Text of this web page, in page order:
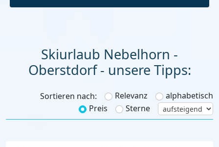
Skiurlaub Nebelhorn -
Oberstdorf - unsere Tipps:
Sortieren nach: Relevanz
alphabetisch
Preis
Sterne